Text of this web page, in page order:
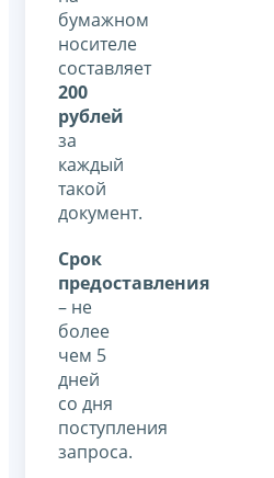
бумажном
носителе
составляет
200
рублей
за
каждый
такой
документ.
Срок
предоставления
– не
более
чем 5
дней
со дня
поступления
запроса.